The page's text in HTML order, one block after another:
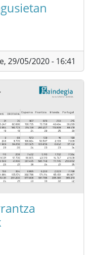
29/05/2020 - 16:41